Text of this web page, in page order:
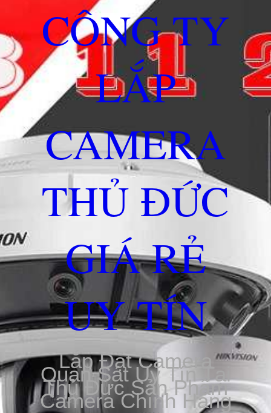
CÔNG TY
LẮP
CAMERA
THỦ ĐỨC
GIÁ RẺ
UY TÍN
Lắp Đặt Camera
Quan Sát Uy Tín Tại
Thủ Đức Sản Phẩm
Camera Chính Hãng